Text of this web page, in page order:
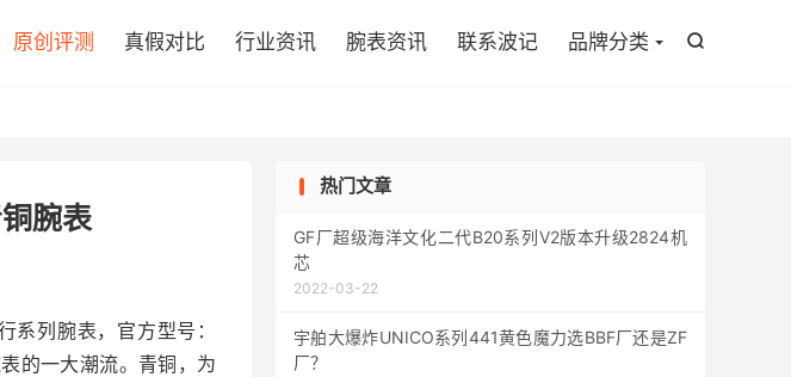

原创评测 真假对比 行业资讯 腕表资讯 联系波记 品牌分类
腕表
系列腕表，官方型号：
的一大潮流。青铜，为
热门文章
GF厂超级海洋文化二代B20系列V2版本升级2824机
芯
2022-03-22
宇舶大爆炸UNICO系列441黄色魔力选BBF厂还是ZF
厂？